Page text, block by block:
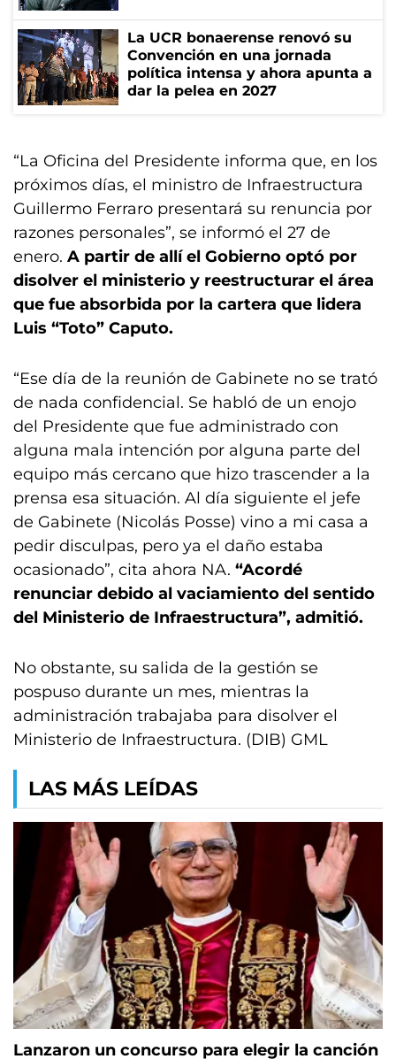
La UCR bonaerense renovó su
Convención en una jornada
política intensa y ahora apunta a
dar la pelea en 2027
“La Oficina del Presidente informa que, en los
próximos días, el ministro de Infraestructura
Guillermo Ferraro presentará su renuncia por
razones personales”, se informó el 27 de
enero. A partir de allí el Gobierno optó por
disolver el ministerio y reestructurar el área
que fue absorbida por la cartera que lidera
Luis “Toto” Caputo.
“Ese día de la reunión de Gabinete no se trató
de nada confidencial. Se habló de un enojo
del Presidente que fue administrado con
alguna mala intención por alguna parte del
equipo más cercano que hizo trascender a la
prensa esa situación. Al día siguiente el jefe
de Gabinete (Nicolás Posse) vino a mi casa a
pedir disculpas, pero ya el daño estaba
ocasionado”, cita ahora NA. “Acordé
renunciar debido al vaciamiento del sentido
del Ministerio de Infraestructura”, admitió.
No obstante, su salida de la gestión se
pospuso durante un mes, mientras la
administración trabajaba para disolver el
Ministerio de Infraestructura. (DIB) GML
LAS MÁS LEÍDAS
Lanzaron un concurso para elegir la canción